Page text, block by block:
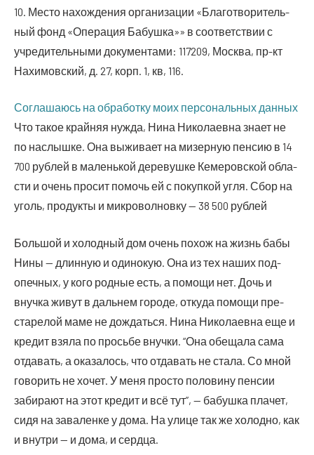
10. Место нахож­де­ния орга­ни­за­ции «Бла­го­тво­ри­тель­
ный фонд «Опе­ра­ция Бабуш­ка»» в соот­вет­ствии с
учре­ди­тель­ны­ми доку­мен­та­ми: 117209, Москва, пр-кт
Нахи­мов­ский, д. 27, корп. 1, кв, 116.
Согла­ша­юсь на обра­бот­ку моих пер­со­наль­ных данных
Что такое край­няя нуж­да, Нина Нико­ла­ев­на зна­ет не
по наслыш­ке. Она выжи­ва­ет на мизер­ную пен­сию в 14
700 руб­лей в малень­кой дере­вуш­ке Кеме­ров­ской обла­
сти и очень про­сит помочь ей с покуп­кой угля. Сбор на
уголь, про­дук­ты и мик­ро­вол­нов­ку — 38 500 рублей
Боль­шой и холод­ный дом очень похож на жизнь бабы
Нины — длин­ную и оди­но­кую. Она из тех наших под­
опеч­ных, у кого род­ные есть, а помо­щи нет. Дочь и
внуч­ка живут в даль­нем горо­де, отку­да помо­щи пре­
ста­ре­лой маме не дождать­ся. Нина Нико­ла­ев­на еще и
кре­дит взя­ла по прось­бе внуч­ки. “Она обе­ща­ла сама
отда­вать, а ока­за­лось, что отда­вать не ста­ла. Со мной
гово­рить не хочет. У меня про­сто поло­ви­ну пен­сии
заби­ра­ют на этот кре­дит и всё тут”, — бабуш­ка пла­чет,
сидя на зава­лен­ке у дома. На ули­це так же холод­но, как
и внут­ри — и дома, и сердца.